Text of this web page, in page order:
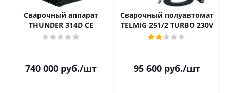
Сварочный аппарат
THUNDER 314D CE
740 000руб./шт
Сварочный полуавтомат
TELMIG 251/2 TURBO 230V
95 600руб./шт